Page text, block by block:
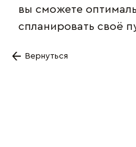
вы сможете
спланировать своё
Вернуться